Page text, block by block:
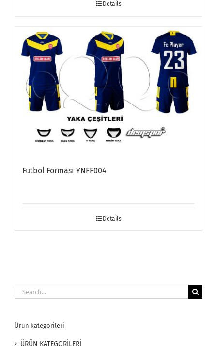
Details
Futbol Forması YNFF004
Details
Search
for:
Ürün kategorileri
ÜRÜN KATEGORİLERİ